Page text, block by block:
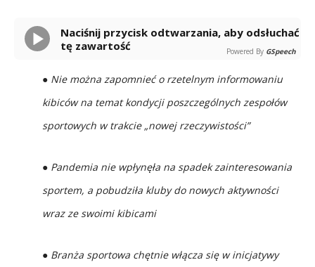
Naciśnij przycisk odtwarzania, aby odsłuchać
tę zawartość
Powered By GSpeech
● Nie można zapomnieć o rzetelnym informowaniu
kibiców na temat kondycji poszczególnych zespołów
sportowych w trakcie „nowej rzeczywistości”
● Pandemia nie wpłynęła na spadek zainteresowania
sportem, a pobudziła kluby do nowych aktywności
wraz ze swoimi kibicami
● Branża sportowa chętnie włącza się w inicjatywy